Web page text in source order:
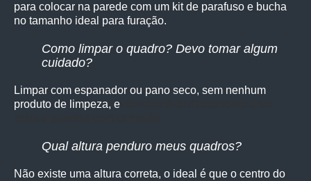
para colocar na parede com um kit de parafuso e bucha
no tamanho ideal para furação.
Como limpar o quadro? Devo tomar algum
cuidado?
Limpar com espanador ou pano seco, sem nenhum
produto de limpeza, e
Qual altura penduro meus quadros?
Não existe uma altura correta, o ideal é que o centro do